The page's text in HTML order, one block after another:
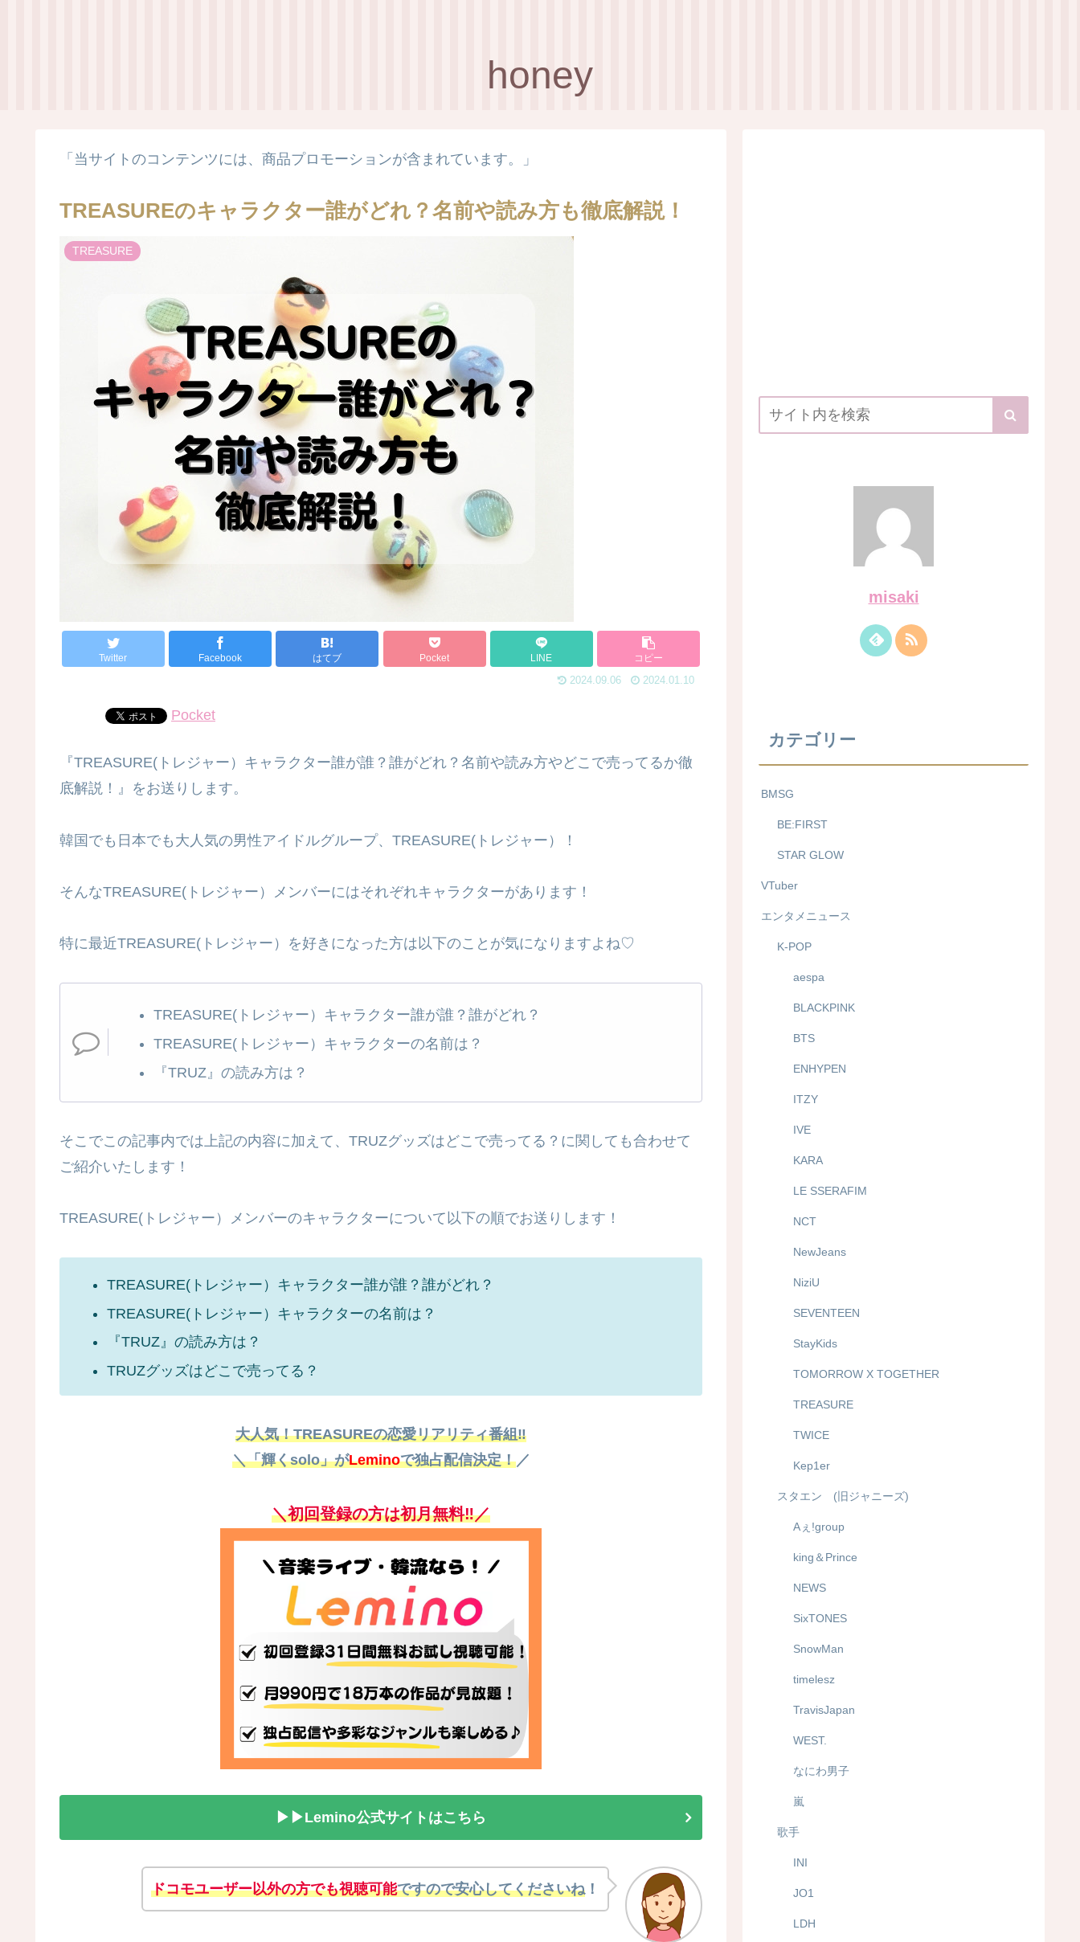
honey
「当サイトのコンテンツには、商品プロモーションが含まれています。」
TREASUREのキャラクター誰がどれ？名前や読み方も徹底解説！
TREASURE
Twitter Facebook はてブ Pocket LINE コピー
2024.09.06 2024.01.10
Pocket
『TREASURE(トレジャー）キャラクター誰が誰？誰がどれ？名前や読み方やどこで売ってるか徹
底解説！』をお送りします。
韓国でも日本でも大人気の男性アイドルグループ、TREASURE(トレジャー）！
そんなTREASURE(トレジャー）メンバーにはそれぞれキャラクターがあります！
特に最近TREASURE(トレジャー）を好きになった方は以下のことが気になりますよね♡
TREASURE(トレジャー）キャラクター誰が誰？誰がどれ？
TREASURE(トレジャー）キャラクターの名前は？
『TRUZ』の読み方は？
そこでこの記事内では上記の内容に加えて、TRUZグッズはどこで売ってる？に関しても合わせて
ご紹介いたします！
TREASURE(トレジャー）メンバーのキャラクターについて以下の順でお送りします！
TREASURE(トレジャー）キャラクター誰が誰？誰がどれ？
TREASURE(トレジャー）キャラクターの名前は？
『TRUZ』の読み方は？
TRUZグッズはどこで売ってる？
大人気！TREASUREの恋愛リアリティ番組‼
＼「輝くsolo」がLeminoで独占配信決定！／
＼初回登録の方は初月無料‼／
▶▶Lemino公式サイトはこちら
ドコモユーザー以外の方でも視聴可能ですので安心してくださいね ！
misaki
カテゴリー
BMSG
BE:FIRST
STAR GLOW
VTuber
エンタメニュース
K-POP
aespa
BLACKPINK
BTS
ENHYPEN
ITZY
IVE
KARA
LE SSERAFIM
NCT
NewJeans
NiziU
SEVENTEEN
StayKids
TOMORROW X TOGETHER
TREASURE
TWICE
Kep1er
スタエン (旧ジャニーズ)
Aぇ!group
king＆Prince
NEWS
SixTONES
SnowMan
timelesz
TravisJapan
WEST.
なにわ男子
嵐
歌手
INI
JO1
LDH